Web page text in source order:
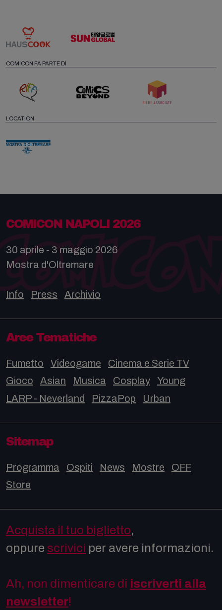
COMICON FA PARTE DI
LOCATION
COMICON NAPOLI 2026
30 aprile - 3 maggio 2026
Mostra d'Oltremare
Info Press Archivio
Aree Tematiche
Fumetto Videogame
Cinema e Serie TV
Gioco
Asian Musica Cosplay
Young
LARP - Neverland
PizzaPop Urban
Sitemap
Programma Ospiti News Mostre
OFF
Store
Acquista il tuo biglietto,
oppure scrivici per avere informazioni.
Ah, non dimenticare di iscriverti alla
newsletter!